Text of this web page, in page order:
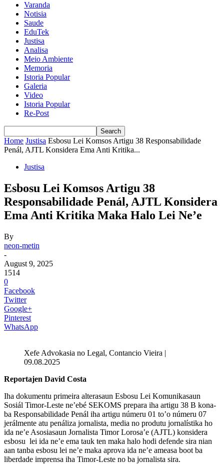
Varanda
Notisia
Saude
EduTek
Justisa
Analisa
Meio Ambiente
Memoria
Istoria Popular
Galeria
Video
Istoria Popular
Re-Post
Home Justisa Esbosu Lei Komsos Artigu 38 Responsabilidade
Penál, AJTL Konsidera Ema Anti Kritika...
Justisa
Esbosu Lei Komsos Artigu 38
Responsabilidade Penál, AJTL Konsidera
Ema Anti Kritika Maka Halo Lei Ne’e
By
neon-metin
-
August 9, 2025
1514
0
Facebook
Twitter
Google+
Pinterest
WhatsApp
Xefe Advokasia no Legal, Contancio Vieira |
09.08.2025
Reportajen David Costa
Iha dokumentu primeira alterasaun Esbosu Lei Komunikasaun
Sosiál Timor-Leste ne’ebé SEKOMS prepara iha artigu 38 B kona-
ba Responsabilidade Penál iha artigu númeru 01 to’o númeru 07
jerálmente atu penáliza jornalista, media no produtu jornalístika ho
ida ne’e Asosiasaun Jornalista Timor Lorosa’e (AJTL) konsidera
esbosu lei ida ne’e ema tauk ten maka halo hodi defende sira nian
aan tanba esbosu lei ne’e maka aprova ida ne’e ameasa boot ba
liberdade imprensa iha Timor-Leste no ba jornalista sira.